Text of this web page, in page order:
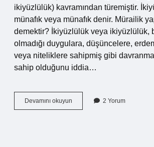
ikiyüzlülük) kavramından türemiştir.
münafık veya münafık denir. Mürailik
demektir? İkiyüzlülük veya ikiyüzlülük,
olmadığı duygulara, düşüncelere,
veya niteliklere sahipmiş gibi
sahip olduğunu iddia…
Devamını okuyun
Nedir
2 Yorum